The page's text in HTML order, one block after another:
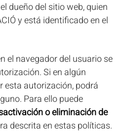
dueño del sitio web, quien
y está identificado en el
el navegador del usuario se
Si en algún
esta autorización, podrá
Para ello puede
o eliminación de
descrita en estas políticas.